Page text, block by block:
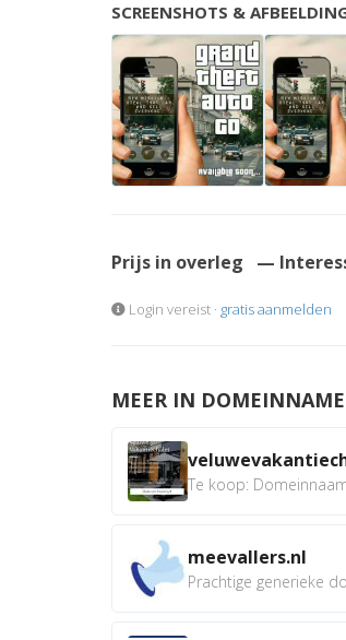
SCREENSHOTS &
Prijs in overleg —
Login vereist · gratis aanmelden
MEER IN
Te koop:
meevallers.nl
Prachtige generieke